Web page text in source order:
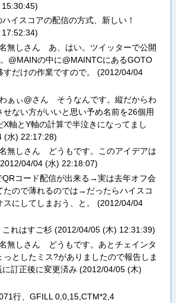
)
イスコアの配信の方式、新しい！
)
無しさん あ、はい。ツイッターで公開
@MAINの中に@MAINTCにあるGOTO
すだけの作業ですので。 (2012/04/04
ぁぃ@さん そうなんです。縦だからわ
せない方がいいと思い予め名前を26個用
X軸とY軸の計算で半泣きになってまし
(水) 22:17:28)
無しさん どうもです。このアイデアは
2012/04/04 (水) 22:18:07)
QRコード配信が出来る→実は去年オフ会
たので薄れるのでは→だったらハイスコ
スにしてしまおう、と。 (2012/04/04
れはすご杉 (2012/04/05 (木) 12:31:39)
無しさん どうもです。あとチェインタ
っとしたミス?がありましたので報告しま
訂正後に変更済み (2012/04/05 (木)
行、GFILL 0,0,15,CTM*2,4